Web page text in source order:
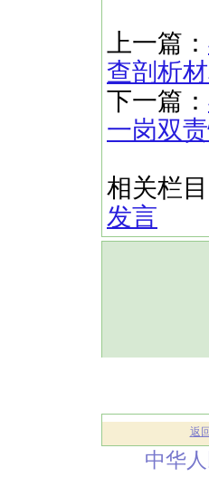
上一篇：
查剖析
下一篇：
一岗双
相关栏目
发言
返
中华